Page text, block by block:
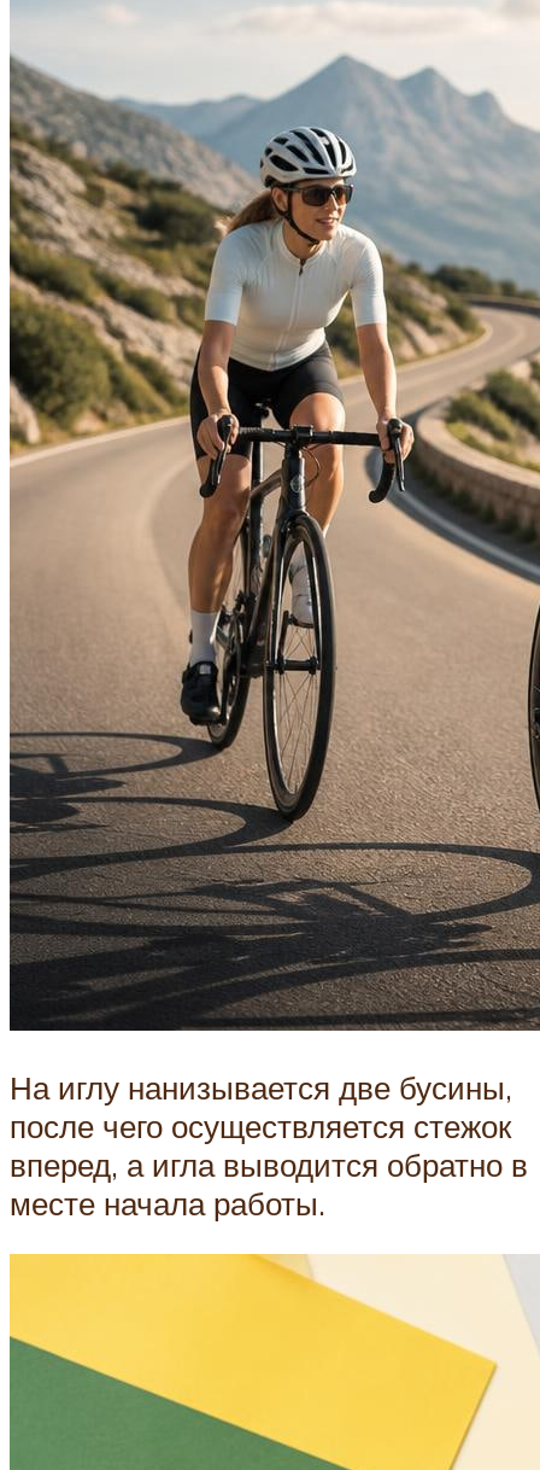
На иглу нанизывается две бусины,
после чего осуществляется стежок
вперед, а игла выводится обратно в
месте начала работы.